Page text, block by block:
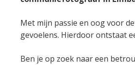
Met mijn passie en oog voor
gevoelens. Hierdoor ontstaat
Ben je op zoek naar een